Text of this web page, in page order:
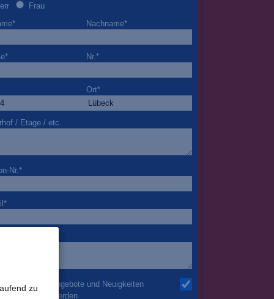
Frau
* Nachname*
* Nr.*
Ort*
/ Etage / etc.
Nr. *
*
möchte über Angebote und Neuigkeiten
informiert werden
zu